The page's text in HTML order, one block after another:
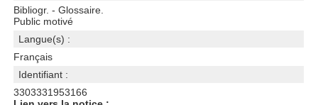
Bibliogr. - Glossaire.
Public motivé
Langue(s) :
Français
Identifiant :
3303331953166